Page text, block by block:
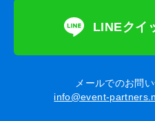
LINEクイ
メールでのお問
info@event-